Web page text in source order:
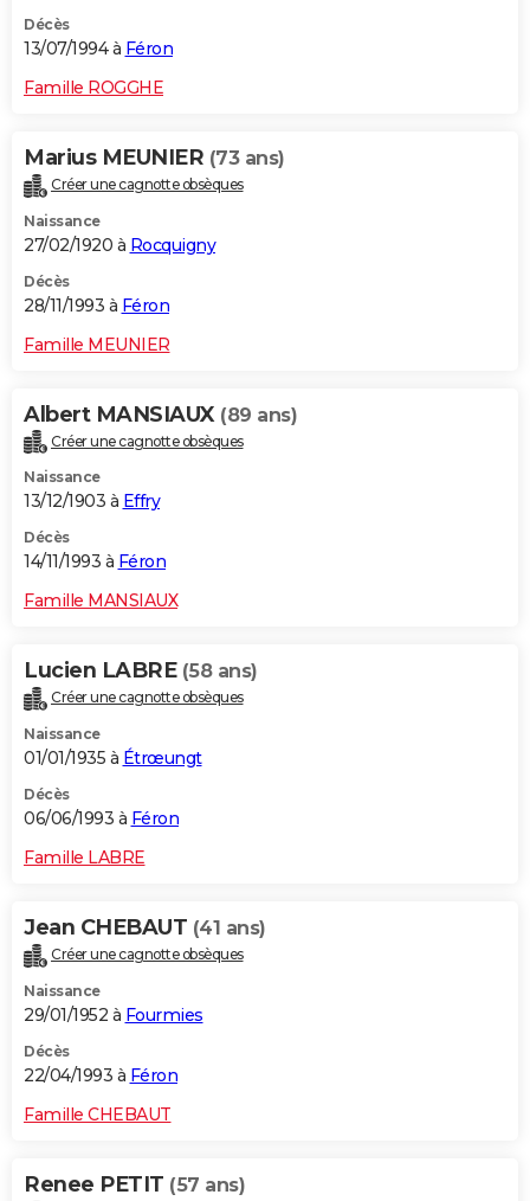
Décès
13/07/1994 à Féron
Famille ROGGHE
Marius MEUNIER (73 ans)
Créer une cagnotte obsèques
Naissance
27/02/1920 à Rocquigny
Décès
28/11/1993 à Féron
Famille MEUNIER
Albert MANSIAUX (89 ans)
Créer une cagnotte obsèques
Naissance
13/12/1903 à Effry
Décès
14/11/1993 à Féron
Famille MANSIAUX
Lucien LABRE (58 ans)
Créer une cagnotte obsèques
Naissance
01/01/1935 à Étrœungt
Décès
06/06/1993 à Féron
Famille LABRE
Jean CHEBAUT (41 ans)
Créer une cagnotte obsèques
Naissance
29/01/1952 à Fourmies
Décès
22/04/1993 à Féron
Famille CHEBAUT
Renee PETIT (57 ans)